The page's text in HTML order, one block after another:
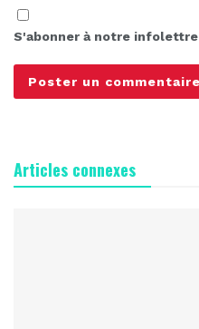
S'abonner à notre infolettre
Articles connexes